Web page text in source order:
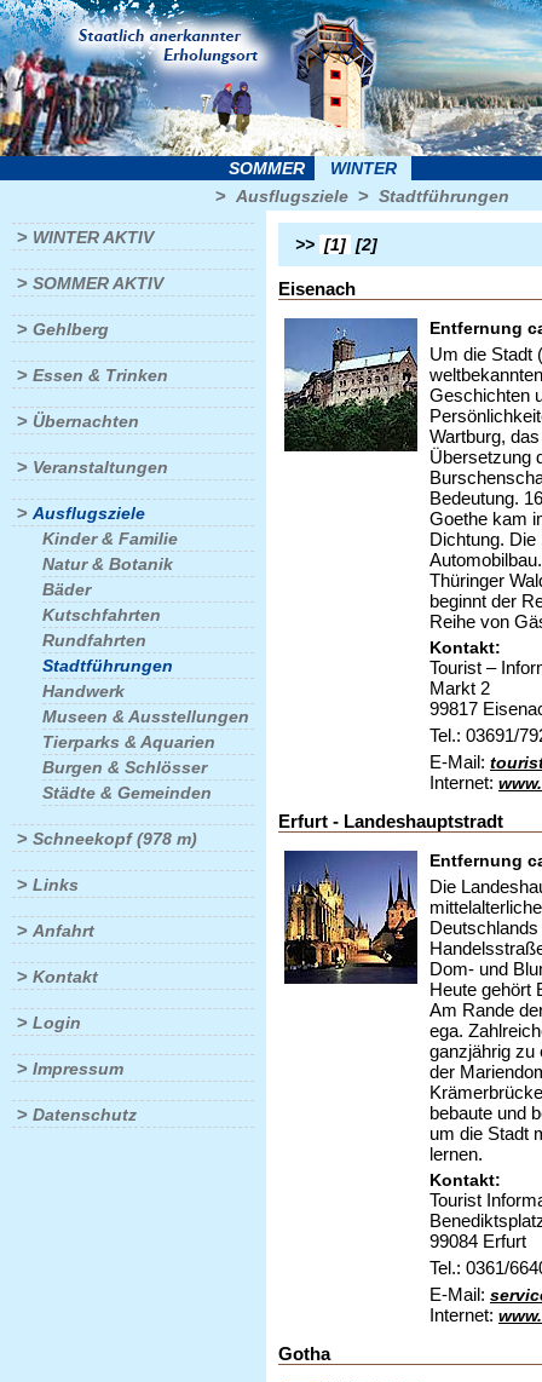
SOMMER WINTER
> Ausflugsziele > Stadtführungen
> WINTER AKTIV
> SOMMER AKTIV
> Gehlberg
> Essen & Trinken
> Übernachten
> Veranstaltungen
> Ausflugsziele
Kinder & Familie
Natur & Botanik
Bäder
Kutschfahrten
Rundfahrten
Stadtführungen
Handwerk
Museen & Ausstellungen
Tierparks & Aquarien
Burgen & Schlösser
Städte & Gemeinden
> Schneekopf (978 m)
> Links
> Anfahrt
> Kontakt
> Login
> Impressum
> Datenschutz
>> [1] [2]
Eisenach
Entfernung
Um die Stadt
Geschichten
Wartburg,
Übersetzung
Bedeutung.
Goethe kam
Dichtung. Die
Thüringer
beginnt der
Reihe von
Kontakt:
Tourist –
Markt 2
99817
Tel.: 03691/
E-Mail:
Internet:
Erfurt - Landeshauptstradt
Entfernung
Die
Dom- und
Heute gehört
Am Rande
ega.
ganzjährig zu
der
bebaute und
um die Stadt
lernen.
Kontakt:
Tourist
99084 Erfurt
Tel.: 0361/
E-Mail:
Internet:
Gotha